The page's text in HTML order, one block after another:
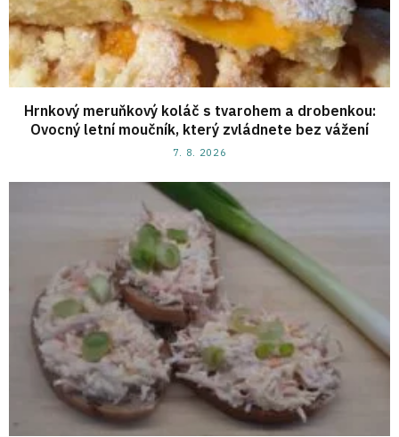
Hrnkový meruňkový koláč s tvarohem a drobenkou:
Ovocný letní moučník, který zvládnete bez vážení
7. 8. 2026